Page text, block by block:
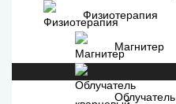
Физиотерапия
Магнитер